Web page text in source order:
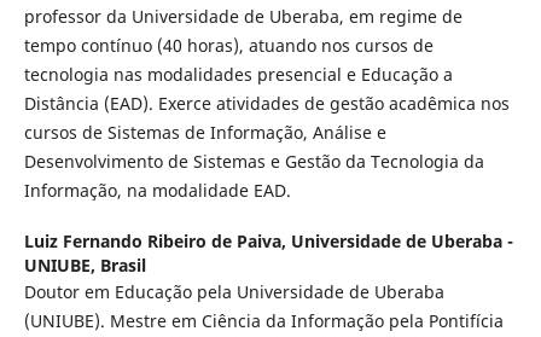
professor da Universidade de Uberaba, em regime de
tempo contínuo (40 horas), atuando nos cursos de
tecnologia nas modalidades presencial e Educação a
Distância (EAD). Exerce atividades de gestão acadêmica nos
cursos de Sistemas de Informação, Análise e
Desenvolvimento de Sistemas e Gestão da Tecnologia da
Informação, na modalidade EAD.
Luiz Fernando Ribeiro de Paiva, Universidade de Uberaba -
UNIUBE, Brasil
Doutor em Educação pela Universidade de Uberaba
(UNIUBE). Mestre em Ciência da Informação pela Pontifícia